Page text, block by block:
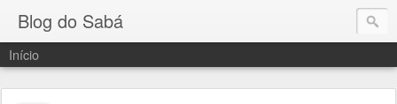
Blog do Sabá
Início